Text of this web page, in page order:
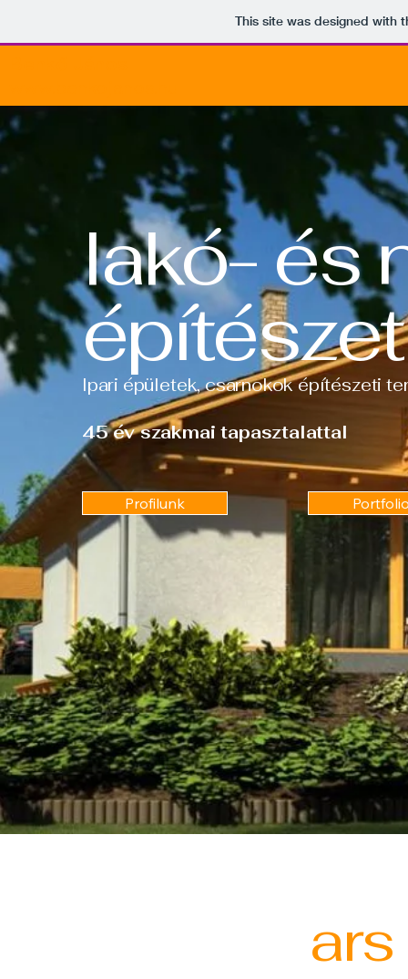
This site was designed with
lakó- és
Ipari épületek, csarnokok építészeti
45 év szakmai tapasztalattal
Profilunk